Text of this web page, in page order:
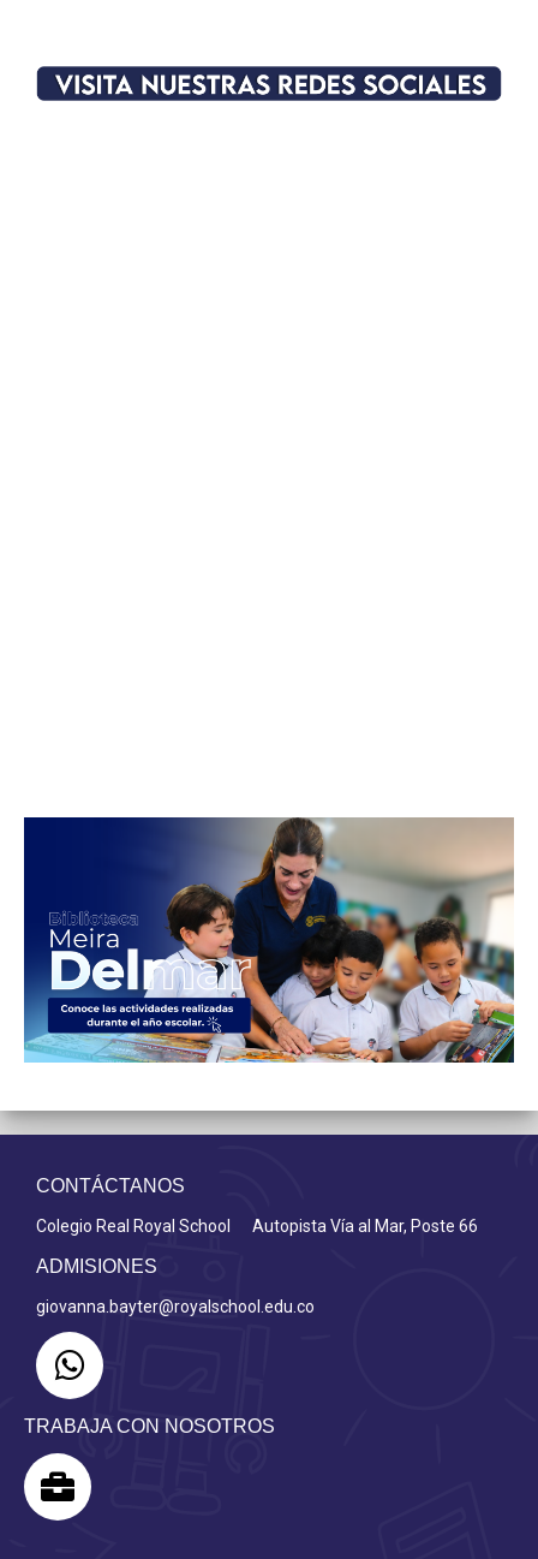
CONTÁCTANOS
Colegio Real Royal School Autopista Vía al Mar, Poste 66
ADMISIONES
giovanna.bayter@royalschool.edu.co
TRABAJA CON NOSOTROS